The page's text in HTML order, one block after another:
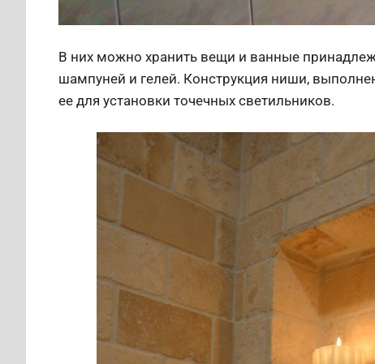
В них можно хранить вещи и ванные
шампуней и гелей. Конструкция ниши,
ее для установки точечных светильников.